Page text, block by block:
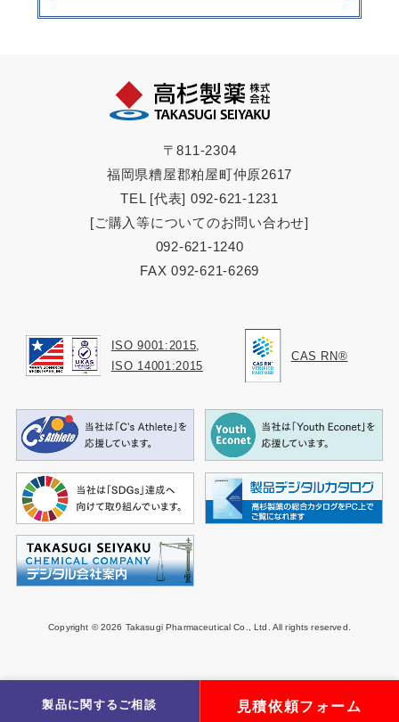
製品に関するご相談 見積依頼フォーム
〒811-2304
福岡県糟屋郡粕屋町仲原2617
TEL [代表] 092-621-1231
[ご購入等についてのお問い合わせ]
092-621-1240
FAX 092-621-6269
ISO 9001:2015,
ISO 14001:2015
CAS RN®
Copyright ©2026 Takasugi Pharmaceutical Co., Ltd. All rights reserved.